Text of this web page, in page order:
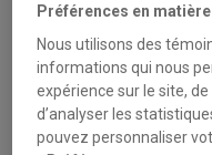
Diane
2024
Préférences en
Nous utilisons des
informations qui nous
expérience sur le site,
d’analyser les
pouvez personnaliser